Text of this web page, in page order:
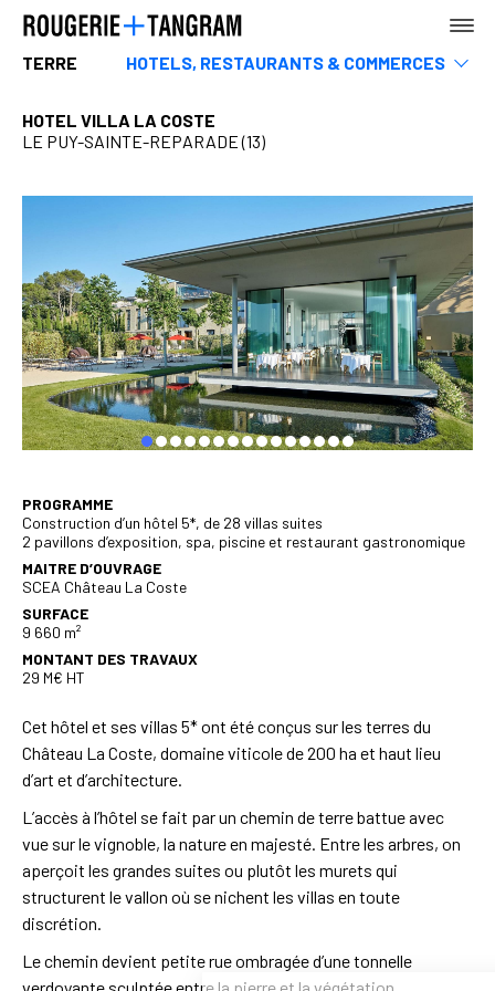
TERRE HOTELS, RESTAURANTS & COMMERCES
Enseignement
Logements
Urbanisme, Paysage & espace public
TERRE
MER
HOTEL VILLA LA COSTE
LE PUY-SAINTE-REPARADE (13)
PROGRAMME
Construction d’un hôtel 5*, de 28 villas suites
2 pavillons d’exposition, spa, piscine et restaurant gastronomique
MAITRE D’OUVRAGE
SCEA Château La Coste
SURFACE
9 660 m²
MONTANT DES TRAVAUX
29 M€ HT
Cet hôtel et ses villas 5* ont été conçus sur les terres du
Château La Coste, domaine viticole de 200 ha et haut lieu
d’art et d’architecture.
L’accès à l’hôtel se fait par un chemin de terre battue avec
vue sur le vignoble, la nature en majesté. Entre les arbres, on
aperçoit les grandes suites ou plutôt les murets qui
structurent le vallon où se nichent les villas en toute
discrétion.
Le chemin devient petite rue ombragée d’une tonnelle
verdoyante sculptée entre la pierre et la végétation